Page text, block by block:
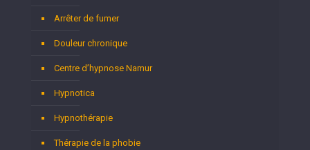
Arrêter de fumer
Douleur chronique
Centre d’hypnose Namur
Hypnotica
Hypnothérapie
Thérapie de la phobie